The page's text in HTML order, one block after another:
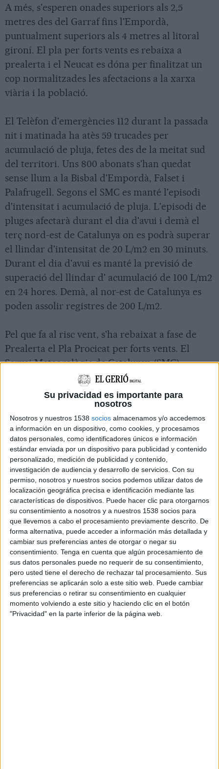
Su privacidad es importante para
nosotros
Nosotros y nuestros 1538 socios almacenamos y/o accedemos
a información en un dispositivo, como cookies, y procesamos
datos personales, como identificadores únicos e información
estándar enviada por un dispositivo para publicidad y contenido
personalizado, medición de publicidad y contenido,
investigación de audiencia y desarrollo de servicios. Con su
permiso, nosotros y nuestros socios podemos utilizar datos de
localización geográfica precisa e identificación mediante las
características de dispositivos. Puede hacer clic para otorgarnos
su consentimiento a nosotros y a nuestros 1538 socios para
que llevemos a cabo el procesamiento previamente descrito. De
forma alternativa, puede acceder a información más detallada y
cambiar sus preferencias antes de otorgar o negar su
consentimiento. Tenga en cuenta que algún procesamiento de
sus datos personales puede no requerir de su consentimiento,
pero usted tiene el derecho de rechazar tal procesamiento. Sus
preferencias se aplicarán solo a este sitio web. Puede cambiar
sus preferencias o retirar su consentimiento en cualquier
momento volviendo a este sitio y haciendo clic en el botón
"Privacidad" en la parte inferior de la página web.
A més, s'esperen onades superiors als 2,5
metres des del Garraf fins l'Empordà,
puntualment superiors als 4 metres al litoral
gironí. El pla per forts vents es rebaixa a
prealerta i el Neucat es dóna per finalitzat un
cop normalitzades les afectacions a la xarxa
viària i la població.
El Telèfon d'emergències 112 durant la passada
nit i matinada ha atès 59 trucades per
acumulació de pluja, fetes des de la meitat sud
del territori. Uns 800 abonats s'han quedat
sense llum a la Bisbal d'Empordà, Falset i
Palafrugell. Segons el SMC es manté l'episodi
d'intensitat i acumulació de pluja. L'episodi de
pluges afectarà durant el dia d'avui i demà el
terç nord-est de Catalunya on es podrà superar
el llindar d'intensitat de 20 L/m2 en 30 minuts.
Durant el dia d'avui es manté la previsió de
superació del llindar d' acumulació de 100 L/m2
en 24 hores. Demà, al nor-est de Catalunya es
poden assolir registres de 200 L/m2.
Pel que fa al risc vent, s'ha rebaixat a fase de
Prealerta el Pla Procicat per forts vents. El
Servei Meteorològic de Catalunya (SMC),
informa que durant la nit i matinada els forts
vents afectaran el centre de Catalunya des del
Prelitoral de Barcelona fins el Pirineu, amb
ratxes màximes que poden superar els 90 km/h,
amb especial afectació en cotes altes.
Pel que fa al risc de nevades s'han normalitzat
les afectacions produïdes sobre la xarxa viària i
la població, s'ha donat per finalitzada la fase
d'Alerta.
59 trucades al 112 relacionades amb la pluja
El Telèfon d'emergències 112 de Catalunya
durant la passada nit i matinada ha atès 59
trucades per acumulació de pluja, fetes des de la
meitat sud del territori. En el que portem
d'episodi de temporal i fins les 12.00 d'aquest